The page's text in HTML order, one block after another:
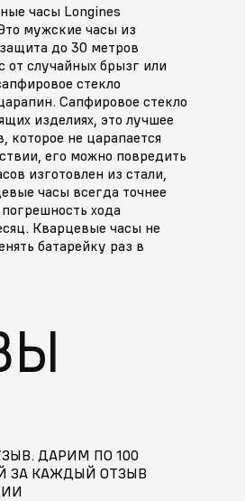
часы Longines
мужские часы из
до 30 метров
от случайных брызг или
стекло
Сапфировое стекло
изделиях, это лучшее
которое не царапается
его можно повредить
изготовлен из стали,
часы всегда точнее
хода
Кварцевые часы не
батарейку раз в
ДАРИМ ПО 100
ЗА КАЖДЫЙ ОТЗЫВ